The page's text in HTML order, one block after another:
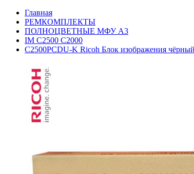
Главная
РЕМКОМПЛЕКТЫ
ПОЛНОЦВЕТНЫЕ МФУ А3
IM C2500 C2000
C2500PCDU-K Ricoh Блок изображения чёрный